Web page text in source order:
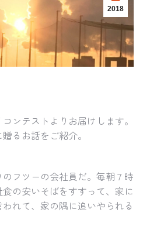
2018
ンテストよりお届けします。
るお話をご紹介。
フツーの会社員だ。毎朝７時
の安いそばをすすって、家に
れて、家の隅に追いやられる